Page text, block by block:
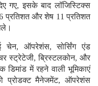
गए, इसके बाद लॉजिस्टिक्स
प्रतिशत और शेष 11 प्रतिशत
चेन, ऑपरेशंस, सोर्सिंग एंड
स्ट्रेटेजी, ब्रिस्टलकोन, और
में रहने वाली भूमिकाएं
प्रोडक्ट मैनेजमेंट, ऑपरेशंस